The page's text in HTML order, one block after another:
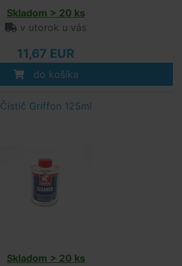
Skladom > 20 ks
v utorok u vás
11,67 EUR
do košíka
Čistič Griffon 125ml
Skladom > 20 ks